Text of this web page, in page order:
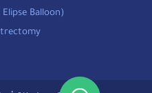
Balloon)